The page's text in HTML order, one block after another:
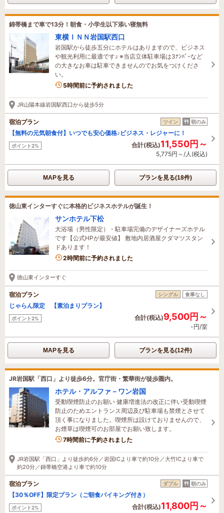
錦帯橋まで車で13分！朝食・小学生以下添い寝無料
東横ＩＮＮ岩国駅西口
岩国駅から徒歩五分にホテルはありますので、ビジネス
や観光利用に最適です♪ ※当店立体駐車場は3ﾅﾝﾊﾞｰなど
の大きなお車は駐車できませんのでお気をつけくださ
い。
5時間前に予約されました
JR山陽本線岩国駅西口から徒歩5分
宿泊プラン ツイン 朝のみ
【無料の元気朝食付】いつでも安心価格♪ビジネス・レジャーに！
ポイント2% 合計(税込)11,550円～
5,775円～/人(税込)
MAPを見る プランを見る(18件)
徳山東インターすぐに本格的ビジネスホテルが誕生！
サンホテル下松
大浴場（男性限定）・駐車場完備のデザイナーズホテル
です【公式HPが最安値】 敷地内居酒屋クダマツスタン
ドあります！
2時間前に予約されました
徳山東インターすぐ
宿泊プラン シングル 食事なし
じゃらん限定 【素泊まりプラン】
ポイント2% 合計(税込)9,500円～
-円/室
MAPを見る プランを見る(12件)
JR岩国駅「西口」より徒歩6分。官庁街・繁華街が徒歩圏内。
ホテル・アルファ－ワン岩国
受動喫煙防止のお願い 健康増進法の改正に伴い受動喫煙
防止のためエントランス周辺及び駐車場も禁煙とさせて
頂く事になりました。喫煙所は設けておりませんので、
お煙草は喫煙可のお部屋でお願い致します。
7時間前に予約されました
JR岩国駅「西口」より徒歩約6分／岩国ICより車で約10分／大竹ICより車で
約20分／錦帯橋空港より車で約10分
宿泊プラン ダブル 朝のみ
【30％OFF】限定プラン（ご朝食バイキング付き）
ポイント2% 合計(税込)11,800円～